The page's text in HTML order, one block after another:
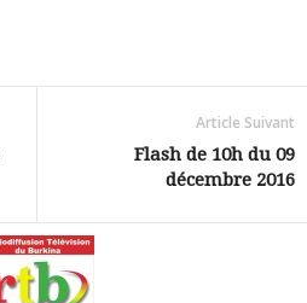
Article Suivant
Flash de 10h du 09
décembre 2016